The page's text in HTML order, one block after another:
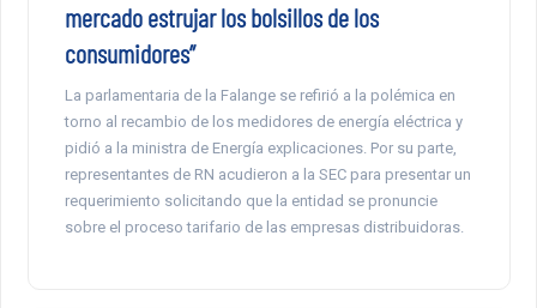
mercado estrujar los bolsillos de los
consumidores”
La parlamentaria de la Falange se refirió a la polémica en
torno al recambio de los medidores de energía eléctrica y
pidió a la ministra de Energía explicaciones. Por su parte,
representantes de RN acudieron a la SEC para presentar un
requerimiento solicitando que la entidad se pronuncie
sobre el proceso tarifario de las empresas distribuidoras.